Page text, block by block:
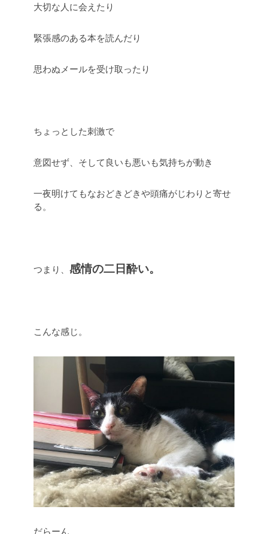
大切な人に会えたり
緊張感のある本を読んだり
思わぬメールを受け取ったり
ちょっとした刺激で
意図せず、そして良いも悪いも気持ちが動き
一夜明けてもなおどきどきや頭痛がじわりと寄せ
る。
つまり、 感情の二日酔い。
こんな感じ。
だらーん